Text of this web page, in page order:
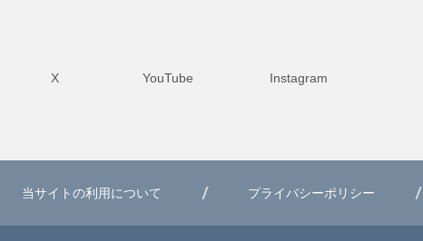
X YouTube Instagram
当サイトの利用について プライバシーポリシー